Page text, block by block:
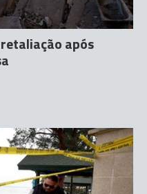
após